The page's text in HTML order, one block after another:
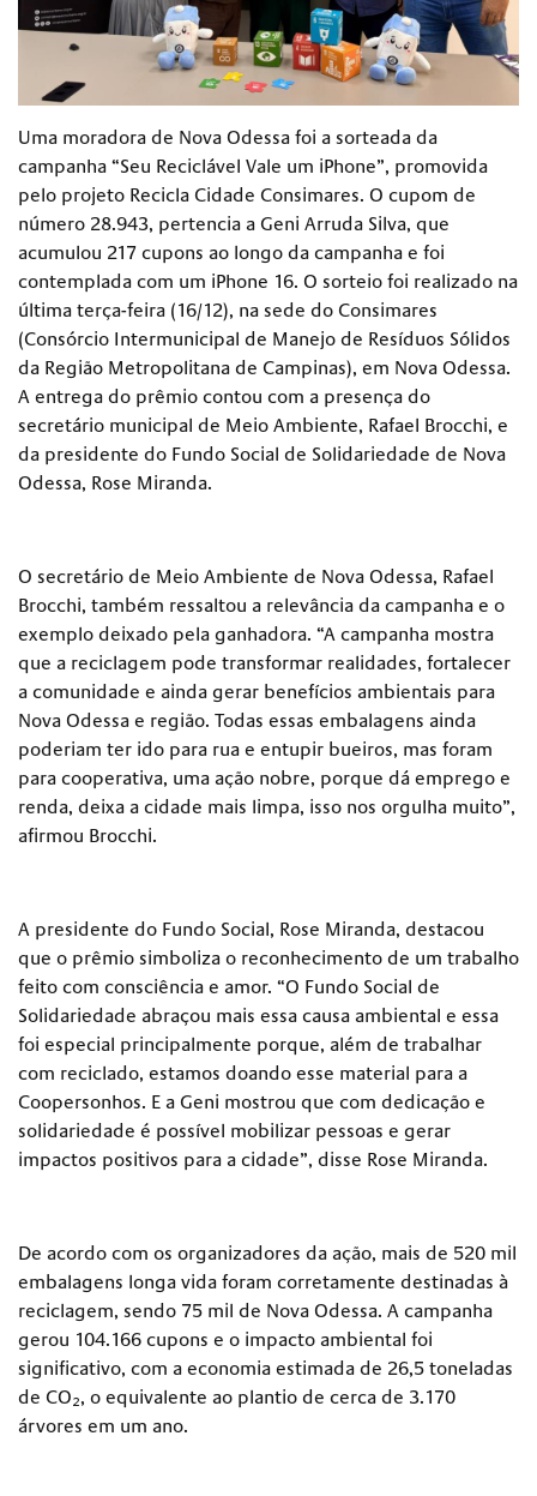
Uma moradora de Nova Odessa foi a sorteada da
campanha “Seu Reciclável Vale um iPhone”, promovida
pelo projeto Recicla Cidade Consimares. O cupom de
número 28.943, pertencia a Geni Arruda Silva, que
acumulou 217 cupons ao longo da campanha e foi
contemplada com um iPhone 16. O sorteio foi realizado na
última terça-feira (16/12), na sede do Consimares
(Consórcio Intermunicipal de Manejo de Resíduos Sólidos
da Região Metropolitana de Campinas), em Nova Odessa.
A entrega do prêmio contou com a presença do
secretário municipal de Meio Ambiente, Rafael Brocchi, e
da presidente do Fundo Social de Solidariedade de Nova
Odessa, Rose Miranda.
O secretário de Meio Ambiente de Nova Odessa, Rafael
Brocchi, também ressaltou a relevância da campanha e o
exemplo deixado pela ganhadora. “A campanha mostra
que a reciclagem pode transformar realidades, fortalecer
a comunidade e ainda gerar benefícios ambientais para
Nova Odessa e região. Todas essas embalagens ainda
poderiam ter ido para rua e entupir bueiros, mas foram
para cooperativa, uma ação nobre, porque dá emprego e
renda, deixa a cidade mais limpa, isso nos orgulha muito”,
afirmou Brocchi.
A presidente do Fundo Social, Rose Miranda, destacou
que o prêmio simboliza o reconhecimento de um trabalho
feito com consciência e amor. “O Fundo Social de
Solidariedade abraçou mais essa causa ambiental e essa
foi especial principalmente porque, além de trabalhar
com reciclado, estamos doando esse material para a
Coopersonhos. E a Geni mostrou que com dedicação e
solidariedade é possível mobilizar pessoas e gerar
impactos positivos para a cidade”, disse Rose Miranda.
De acordo com os organizadores da ação, mais de 520 mil
embalagens longa vida foram corretamente destinadas à
reciclagem, sendo 75 mil de Nova Odessa. A campanha
gerou 104.166 cupons e o impacto ambiental foi
significativo, com a economia estimada de 26,5 toneladas
de CO₂, o equivalente ao plantio de cerca de 3.170
árvores em um ano.